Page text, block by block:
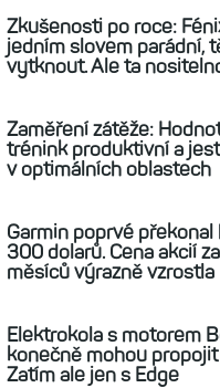
REKLAMA
NA BLOGU
sporty. Mobil už umí
cyklistiky, běhu i chůze
jedním slovem parádní,
vytknout. Ale ta